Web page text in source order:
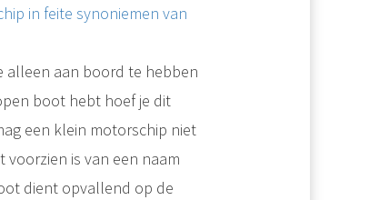
in feite synoniemen van
alleen aan boord te hebben
boot hebt hoef je dit
een klein motorschip niet
is van een naam
dient opvallend op de